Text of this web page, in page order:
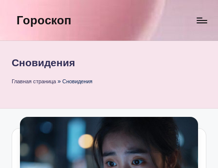
Перейти
содержимому
Гороскоп
Сновидения
Главная страница » Сновидения